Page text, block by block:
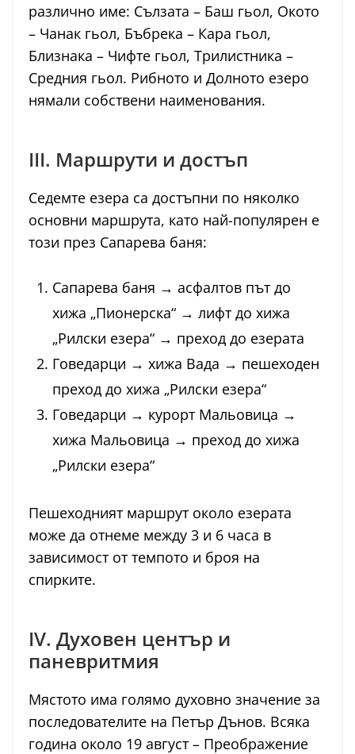
различно име: Сълзата – Баш гьол, Окото
– Чанак гьол, Бъбрека – Кара гьол,
Близнака – Чифте гьол, Трилистника –
Средния гьол. Рибното и Долното езеро
нямали собствени наименования.
III. Маршрути и достъп
Седемте езера са достъпни по няколко
основни маршрута, като най-популярен е
този през Сапарева баня:
Сапарева баня → асфалтов път до
хижа „Пионерска“ → лифт до хижа
„Рилски езера“ → преход до езерата
Говедарци → хижа Вада → пешеходен
преход до хижа „Рилски езера“
Говедарци → курорт Мальовица →
хижа Мальовица → преход до хижа
„Рилски езера“
Пешеходният маршрут около езерата
може да отнеме между 3 и 6 часа в
зависимост от темпото и броя на
спирките.
IV. Духовен център и
паневритмия
Мястото има голямо духовно значение за
последователите на Петър Дънов. Всяка
година около 19 август – Преображение